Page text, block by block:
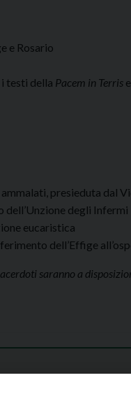
e Rosario
testi della Pacem in Terris
presieduta dal
dell’Unzione degli Infermi
eucaristica
dell’Effige
saranno a
al pubblico